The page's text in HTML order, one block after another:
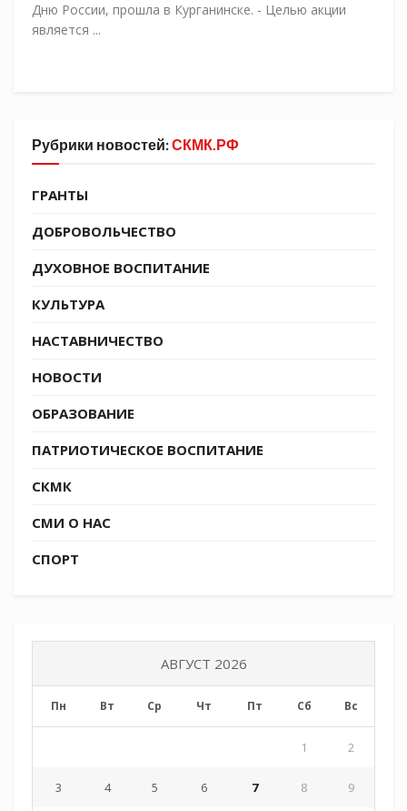
Дню России, прошла в Курганинске. - Целью акции
является ...
Рубрики новостей:СКМК.РФ
ГРАНТЫ
ДОБРОВОЛЬЧЕСТВО
ДУХОВНОЕ ВОСПИТАНИЕ
КУЛЬТУРА
НАСТАВНИЧЕСТВО
НОВОСТИ
ОБРАЗОВАНИЕ
ПАТРИОТИЧЕСКОЕ ВОСПИТАНИЕ
СКМК
СМИ О НАС
СПОРТ
АВГУСТ 2026
Пн Вт Ср Чт Пт Сб Вс
1 2
3 4 5 6 7 8 9